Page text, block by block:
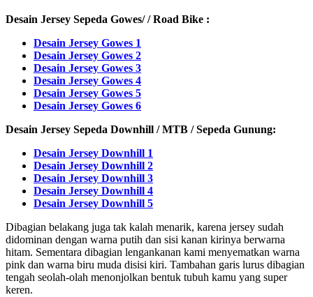
Desain Jersey Sepeda Gowes/ / Road Bike :
Desain Jersey Gowes 1
Desain Jersey Gowes 2
Desain Jersey Gowes 3
Desain Jersey Gowes 4
Desain Jersey Gowes 5
Desain Jersey Gowes 6
Desain Jersey Sepeda Downhill / MTB / Sepeda Gunung:
Desain Jersey Downhill 1
Desain Jersey Downhill 2
Desain Jersey Downhill 3
Desain Jersey Downhill 4
Desain Jersey Downhill 5
Dibagian belakang juga tak kalah menarik, karena jersey sudah
didominan dengan warna putih dan sisi kanan kirinya berwarna
hitam. Sementara dibagian lengankanan kami menyematkan warna
pink dan warna biru muda disisi kiri. Tambahan garis lurus dibagian
tengah seolah-olah menonjolkan bentuk tubuh kamu yang super
keren.